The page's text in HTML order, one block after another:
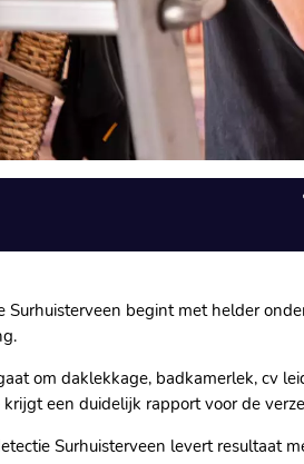
Surhuisterveen begint met helder
om daklekkage, badkamerlek, cv
krijgt een duidelijk rapport voor de
Surhuisterveen levert resultaat